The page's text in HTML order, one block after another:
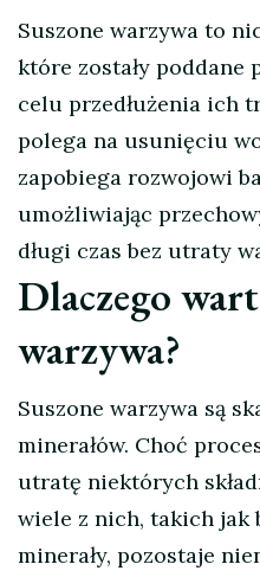
Suszone warzywa to
które zostały poddane
celu przedłużenia ich
polega na usunięciu
zapobiega rozwojowi
umożliwiając
długi czas bez utraty
Dlaczego
warzywa?
Suszone warzywa są
minerałów. Choć
utratę niektórych
wiele z nich, takich jak
minerały, pozostaje